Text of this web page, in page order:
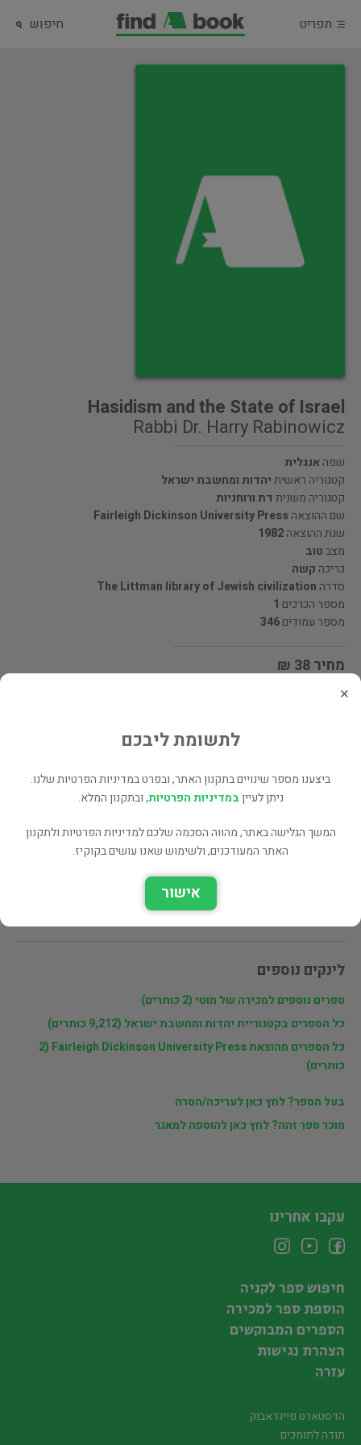
תפריט חיפוש
Hasidism and the State of Israel
Rabbi Dr. Harry Rabinowicz
שפהאנגלית
קטגוריה ראשיתיהדות ומחשבת ישראל
קטגוריה משניתדת ורוחניות
שם ההוצאהFairleigh Dickinson University Press
שנת ההוצאה1982
מצבטוב
כריכה קשה
סדרה The Littman library of Jewish civilization
מספר הכרכים 1
מספר עמודים346
מחיר 38 ₪
פרטי המוכר
חסידות,דת,מדינת ישראל,ציונות,הרצל,מזרחי,אגודת
לינקים נוספים
ספרים נוספים למכירה של מוטי (2 כותרים)
כל הספרים בקטגוריית יהדות ומחשבת ישראל (9,212 כותרים)
כל הספרים מהוצאת Fairleigh Dickinson University Press (2
כותרים)
בעל הספר? לחץ כאן לעריכה/הסרה
מוכר ספר זהה? לחץ כאן להוספה למאגר
×
לתשומת ליבכם
ביצענו מספר שינויים בתקנון האתר, ובפרט במדיניות הפרטיות שלנו.
ניתן לעייןבמדיניות הפרטיות, ובתקנון המלא.
המשך הגלישה באתר, מהווה הסכמה שלכם למדיניות הפרטיות ולתקנון
האתר המעודכנים, ולשימוש שאנו עושים בקוקיז.
אישור
עקבו אחרינו
חיפוש ספר לקניה
הוספת ספר למכירה
הספרים המבוקשים
הצהרת נגישות
עזרה
הדסטארט פיינדאבוק
תודה לתומכים